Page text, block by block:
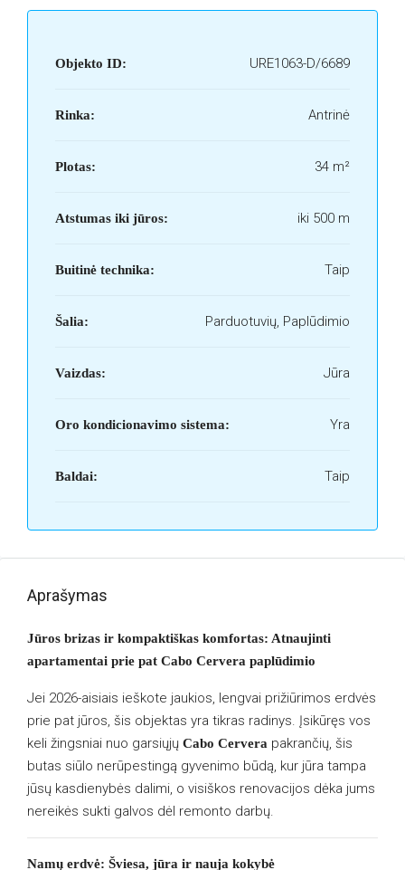
Objekto ID: URE1063-D/6689
Rinka: Antrinė
Plotas: 34 m²
Atstumas iki jūros: iki 500 m
Buitinė technika: Taip
Šalia: Parduotuvių, Paplūdimio
Vaizdas: Jūra
Oro kondicionavimo sistema: Yra
Baldai: Taip
Aprašymas
Jūros brizas ir kompaktiškas komfortas: Atnaujinti
apartamentai prie pat Cabo Cervera paplūdimio
Jei 2026-aisiais ieškote jaukios, lengvai prižiūrimos erdvės
prie pat jūros, šis objektas yra tikras radinys. Įsikūręs vos
keli žingsniai nuo garsiųjų Cabo Cervera pakrančių, šis
butas siūlo nerūpestingą gyvenimo būdą, kur jūra tampa
jūsų kasdienybės dalimi, o visiškos renovacijos dėka jums
nereikės sukti galvos dėl remonto darbų.
Namų erdvė: Šviesa, jūra ir nauja kokybė